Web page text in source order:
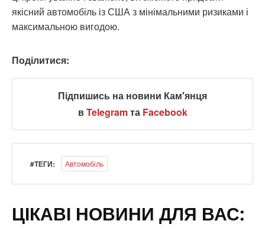
якісний автомобіль із США з мінімальними ризиками і
максимальною вигодою.
Поділитися:
Підпишись на новини Кам'янця
вTelegramта Facebook
#ТЕГИ: Автомобіль
ЦІКАВІ НОВИНИ ДЛЯ ВАС: